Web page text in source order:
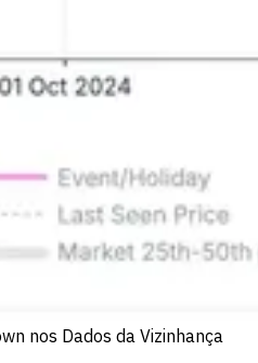
nos Dados da Vizinhança